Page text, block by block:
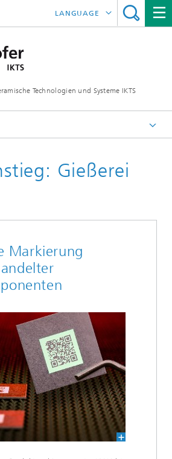
Technologien und Systeme IKTS
LANGUAGE
ČESKÝ
Gießerei
Markierung